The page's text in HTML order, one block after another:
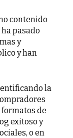
contenido
pasado
y
y han
la
de
exitoso y
o en